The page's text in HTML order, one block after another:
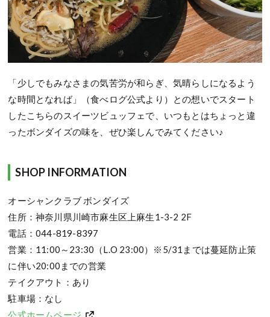
「少しでもみなさまの気苦労が和らぎ、気晴らしになるよう
な時間となれば」（食べログ公式より）との想いでスタート
したこちらのスイーツビュッフェで、いつもとはちょっと違
ったボンダイズの味を、ぜひ楽しんでみてください♪
SHOP INFORMATION
オーシャンクラブ ボンダイズ
住所：神奈川県川崎市麻生区上麻生1-3-2 2F
電話：044-819-8397
営業：11:00～23:30（L.O 23:00）※5/31までは蔓延防止策
に伴い20:00までの営業
テイクアウト：あり
駐車場：なし
公式ホームページ